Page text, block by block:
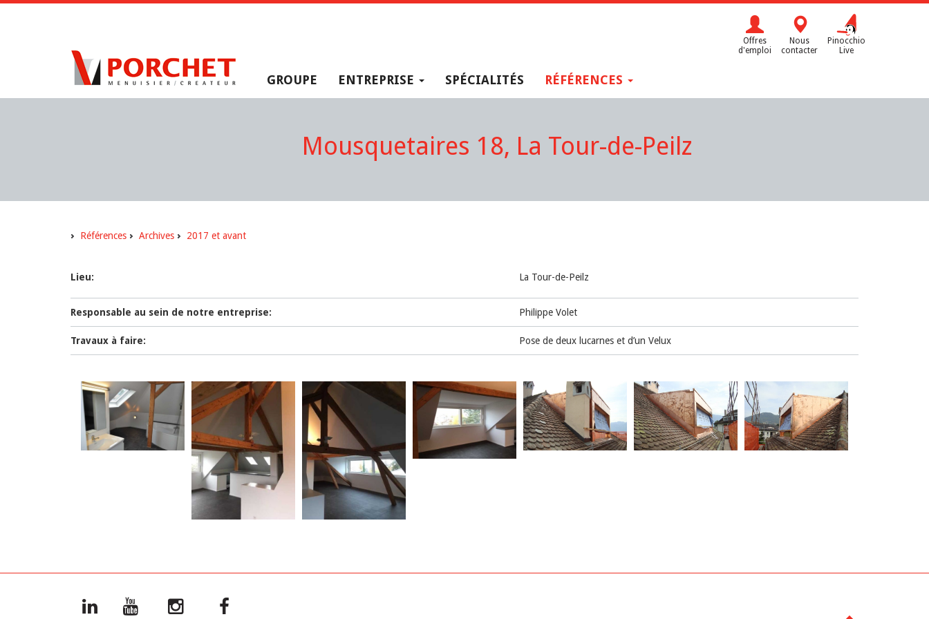
Offres
d'emploi
Nous
contacter
Pinocchio
Live
GROUPE ENTREPRISE SPÉCIALITÉS RÉFÉRENCES
Mousquetaires 18, La Tour-de-Peilz
Références Archives 2017 et avant
Lieu: La Tour-de-Peilz
Responsable au sein de notre entreprise: Philippe Volet
Travaux à faire: Pose de deux lucarnes et d’un Velux